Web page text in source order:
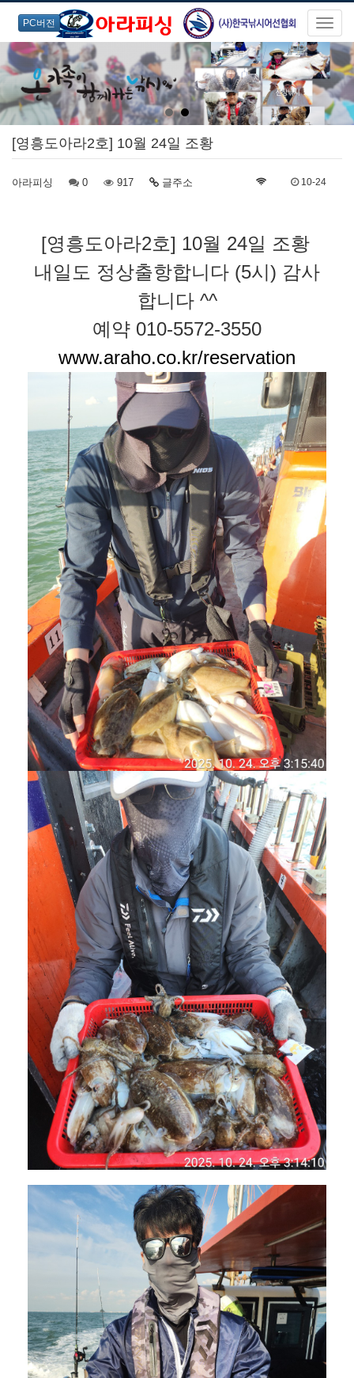
PC버전
[영흥도아라2호] 10월 24일 조황
아라피싱 0 917 글주소 10-24
[영흥도아라2호] 10월 24일 조황
내일도 정상출항합니다 (5시) 감사
합니다 ^^
예약 010-5572-3550
www.araho.co.kr/reservation